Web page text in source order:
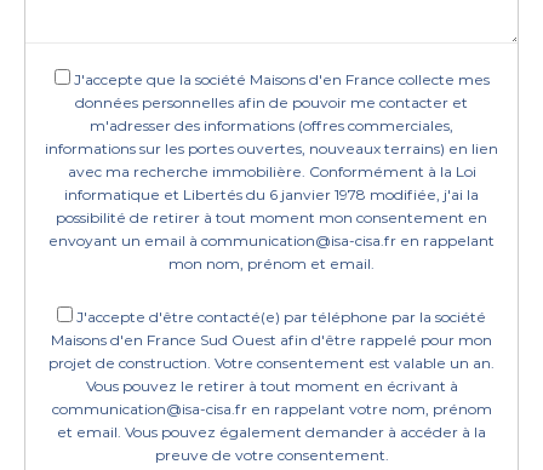
J'accepte que la société Maisons d'en France collecte mes
données personnelles afin de pouvoir me contacter et
m'adresser des informations (offres commerciales,
informations sur les portes ouvertes, nouveaux terrains) en lien
avec ma recherche immobilière. Conformément à la Loi
informatique et Libertés du 6 janvier 1978 modifiée, j'ai la
possibilité de retirer à tout moment mon consentement en
envoyant un email à communication@isa-cisa.fr en rappelant
mon nom, prénom et email.
J'accepte d'être contacté(e) par téléphone par la société
Maisons d'en France Sud Ouest afin d'être rappelé pour mon
projet de construction. Votre consentement est valable un an.
Vous pouvez le retirer à tout moment en écrivant à
communication@isa-cisa.fr en rappelant votre nom, prénom
et email. Vous pouvez également demander à accéder à la
preuve de votre consentement.